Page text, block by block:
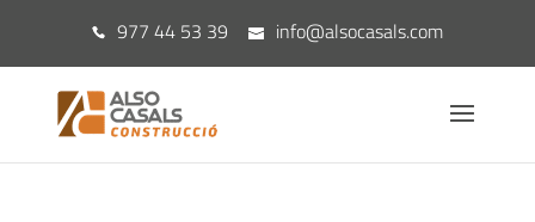
977 44 53 39 info@alsocasals.com